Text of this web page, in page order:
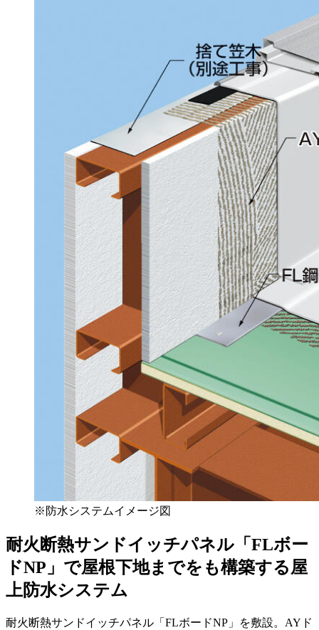
※防水システムイメージ図
耐火断熱サンドイッチパネル「FLボー
ドNP」で屋根下地までをも構築する屋
上防水システム
耐火断熱サンドイッチパネル「FLボードNP」を敷設。AYド